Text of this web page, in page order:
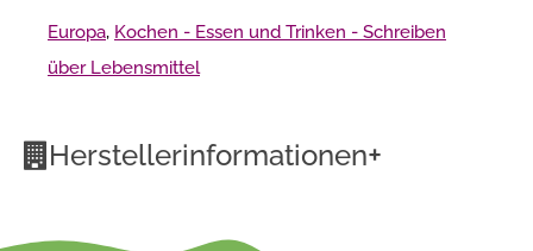
Europa, Kochen - Essen und Trinken - Schreiben
über Lebensmittel
Herstellerinformationen+